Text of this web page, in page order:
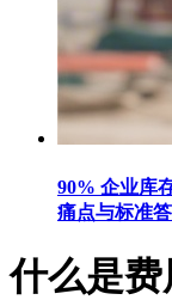
90% 企业库
痛点与标准
什么是